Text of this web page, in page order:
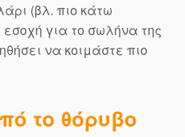
(βλ. πιο κάτω
εσοχή για το σωλήνα της
να κοιμάστε πιο
το θόρυβο